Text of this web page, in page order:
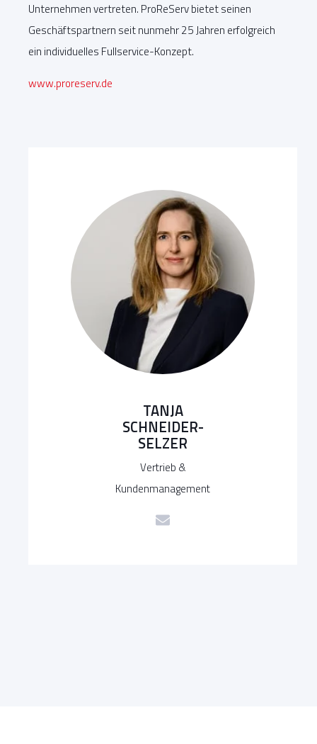
Unternehmen vertreten. ProReServ bietet seinen
Geschäftspartnern seit nunmehr 25 Jahren erfolgreich
ein individuelles Fullservice-Konzept.
www.proreserv.de
TANJA
SCHNEIDER-
SELZER
Vertrieb &
Kundenmanagement